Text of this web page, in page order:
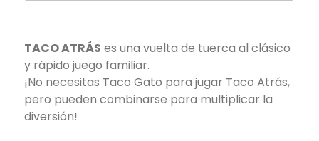
TACO ATRÁS es una vuelta de tuerca al clásico
y rápido juego familiar.
¡No necesitas Taco Gato para jugar Taco Atrás,
pero pueden combinarse para multiplicar la
diversión!